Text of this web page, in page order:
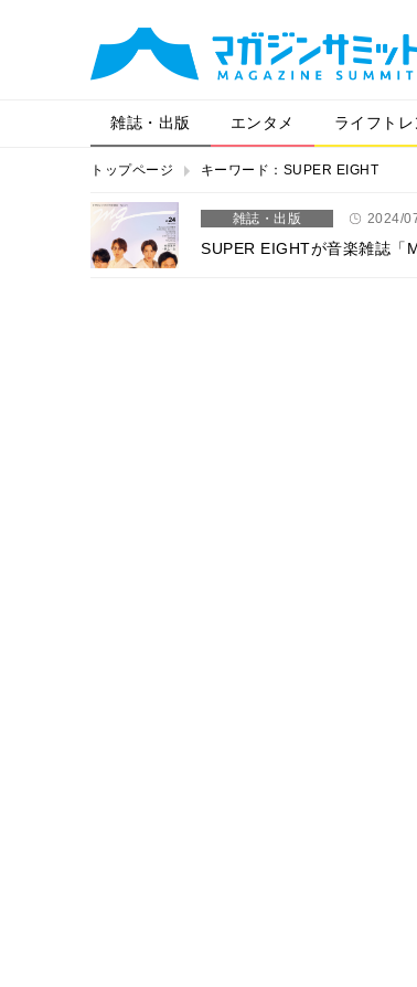
雑誌・出版 エンタメ ライフトレ
トップページ キーワード：SUPER EIGHT
雑誌・出版 2024/
SUPER EIGHTが音楽雑誌「